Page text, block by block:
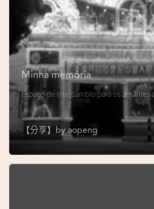
m
Minha memória
Espaço de intercâmbio para os amantes
【分享】by aopeng